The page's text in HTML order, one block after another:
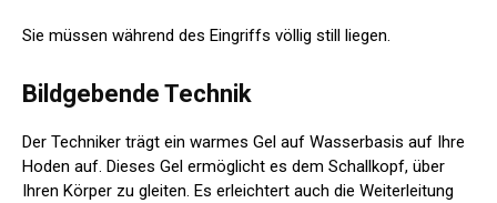
Sie müssen während des Eingriffs völlig still liegen.
Bildgebende Technik
Der Techniker trägt ein warmes Gel auf Wasserbasis auf Ihre
Hoden auf. Dieses Gel ermöglicht es dem Schallkopf, über
Ihren Körper zu gleiten. Es erleichtert auch die Weiterleitung